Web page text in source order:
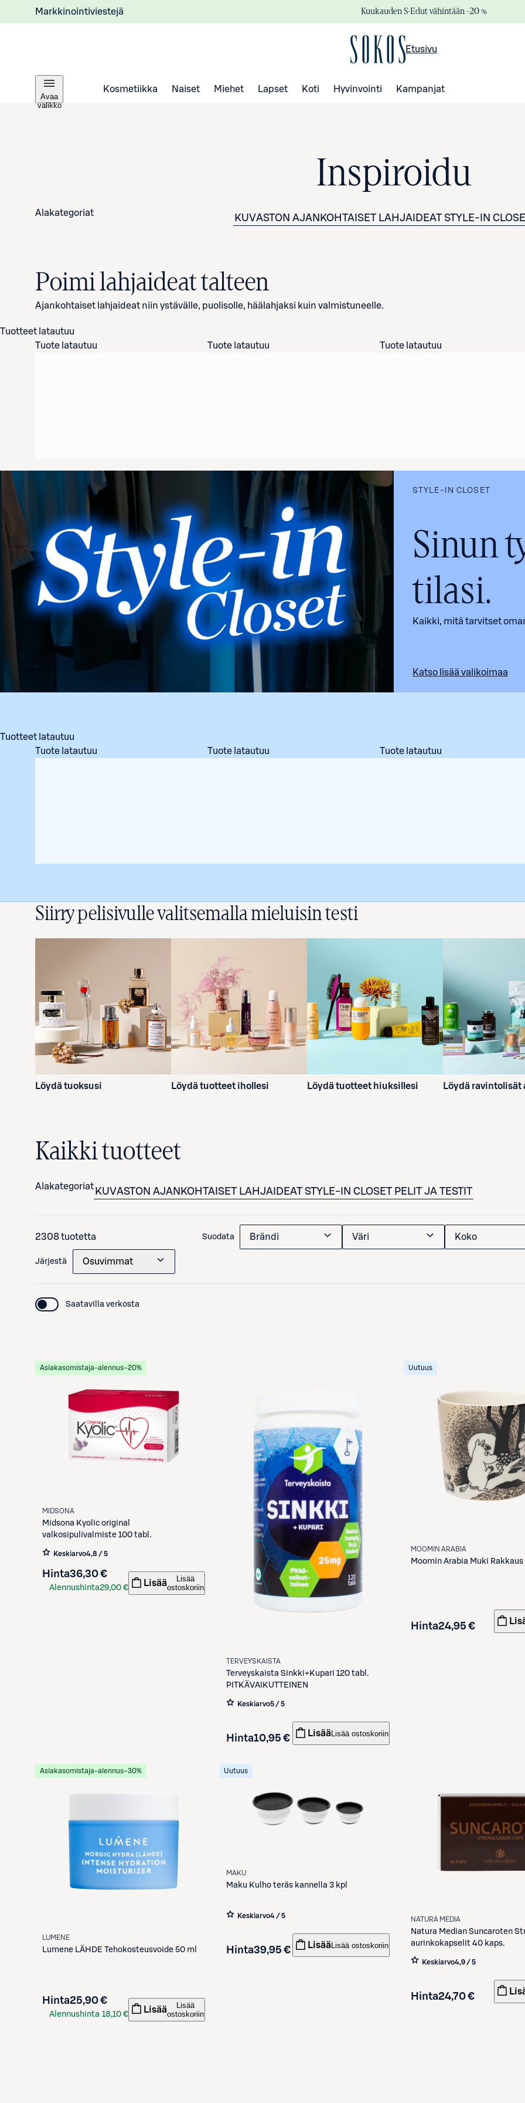
Markkinointiviestejä Kuukauden S-Edut vähintään –20 %
Etusivu
Avaa
valikko
Kosmetiikka Naiset Miehet Lapset Koti Hyvinvointi Kampanjat
Inspiroidu
Alakategoriat KUVASTON AJANKOHTAISET LAHJAIDEAT STYLE-IN
Poimi lahjaideat talteen
Ajankohtaiset lahjaideat niin ystävälle, puolisolle, häälahjaksi kuin valmistuneelle.
Tuotteet latautuu
Tuote latautuu
Tuote latautuu Tuote latautuu
STYLE-IN CLOSET
Sinun
tilasi.
Kaikki, mitä tarvitset
Katso lisää valikoimaa
Tuotteet latautuu
Tuote latautuu
Tuote latautuu Tuote latautuu
Siirry pelisivulle valitsemalla mieluisin testi
Löydä tuoksusi Löydä tuotteet ihollesi Löydä tuotteet hiuksillesi Löydä ravintolisät
Kaikki tuotteet
Alakategoriat KUVASTON AJANKOHTAISET LAHJAIDEAT STYLE-IN CLOSET PELIT JA TESTIT
2308 tuotetta Suodata Brändi Väri Koko
Järjestä Osuvimmat
Saatavilla verkosta
Asiakasomistaja-alennus−20%
MIDSONA
Midsona Kyolic original
valkosipulivalmiste 100 tabl.
Keskiarvo4,8 / 5
Hinta36,30 €
Alennushinta29,00 € Lisää
Lisää
ostoskoriin
TERVEYSKAISTA
Terveyskaista Sinkki+Kupari 120 tabl.
PITKÄVAIKUTTEINEN
Keskiarvo5 / 5
Hinta10,95 € LisääLisää ostoskoriin
Uutuus
MOOMIN ARABIA
Moomin Arabia Muki Rakkaus
Hinta24,95 €
Asiakasomistaja-alennus−30%
LUMENE
Lumene LÄHDE Tehokosteusvoide 50 ml
Hinta25,90 €
Alennushinta 18,10 € Lisää
Lisää
ostoskoriin
Uutuus
MAKU
Maku Kulho teräs kannella 3 kpl
Keskiarvo4 / 5
Hinta39,95 € LisääLisää ostoskoriin
NATURA MEDIA
Natura Median Suncaroten
aurinkokapselit 40 kaps.
Keskiarvo4,9 / 5
Hinta24,70 €